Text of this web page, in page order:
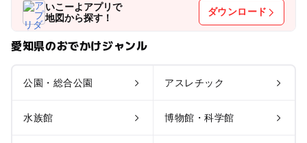
いこーよアプリで
地図から探す！
ダウンロード
愛知県のおでかけジャンル
公園・総合公園 アスレチック
水族館 博物館・科学館